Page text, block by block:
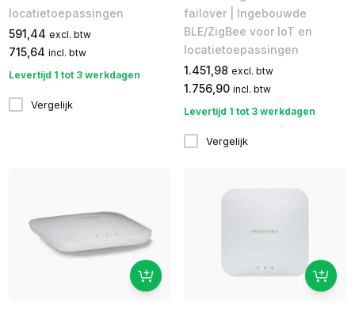
locatietoepassingen
591,44 excl. btw
715,64 incl. btw
Levertijd 1 tot 3 werkdagen
Vergelijk
failover | Ingebouwde
BLE/ZigBee voor IoT en
locatietoepassingen
1.451,98 excl. btw
1.756,90 incl. btw
Levertijd 1 tot 3 werkdagen
Vergelijk